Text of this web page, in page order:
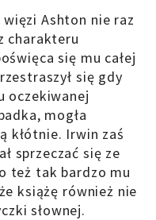
Ashton nie raz
charakteru
się mu całej
się gdy
oczekiwanej
mogła
kłótnie. Irwin zaś
sprzeczać się ze
też tak bardzo mu
książę również nie
słownej.